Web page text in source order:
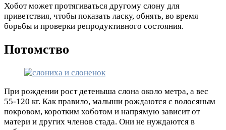
Хобот может протягиваться другому слону для
приветствия, чтобы показать ласку, обнять, во время
борьбы и проверки репродуктивного состояния.
Потомство
При рождении рост детеныша слона около метра, а вес
55-120 кг. Как правило, малыши рождаются с волосяным
покровом, коротким хоботом и напрямую зависит от
матери и других членов стада. Они не нуждаются в